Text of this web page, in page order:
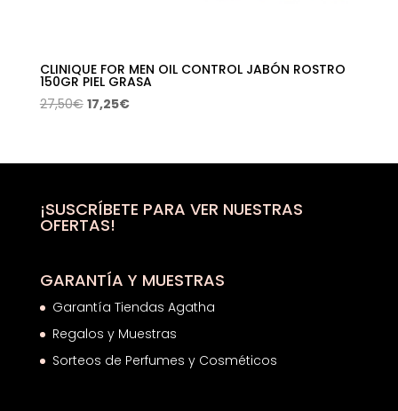
CLINIQUE FOR MEN OIL CONTROL JABÓN ROSTRO
150GR PIEL GRASA
27,50€ El
era:
17,25€El
es:
¡SUSCRÍBETE PARA VER NUESTRAS
OFERTAS!
GARANTÍA Y MUESTRAS
Garantía Tiendas Agatha
Regalos y Muestras
Sorteos de Perfumes y Cosméticos